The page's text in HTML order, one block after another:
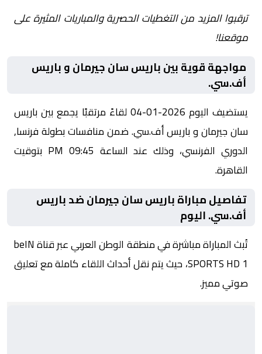
ترقبوا المزيد من التغطيات الحصرية والمباريات المثيرة على
موقعنا!
مواجهة قوية بين باريس سان جيرمان و باريس
أف.سي.
يستضيف اليوم 2026-01-04 لقاءً مرتقبًا يجمع بين باريس
سان جيرمان و باريس أف.سي. ضمن منافسات بطولة فرنسا,
الدوري الفرنسي، وذلك عند الساعة 09:45 PM بتوقيت
القاهرة.
تفاصيل مباراة باريس سان جيرمان ضد باريس
أف.سي. اليوم
تُبث المباراة مباشرة في منطقة الوطن العربي عبر قناة beIN
SPORTS HD 1، حيث يتم نقل أحداث اللقاء كاملة مع تعليق
صوتي مميز.